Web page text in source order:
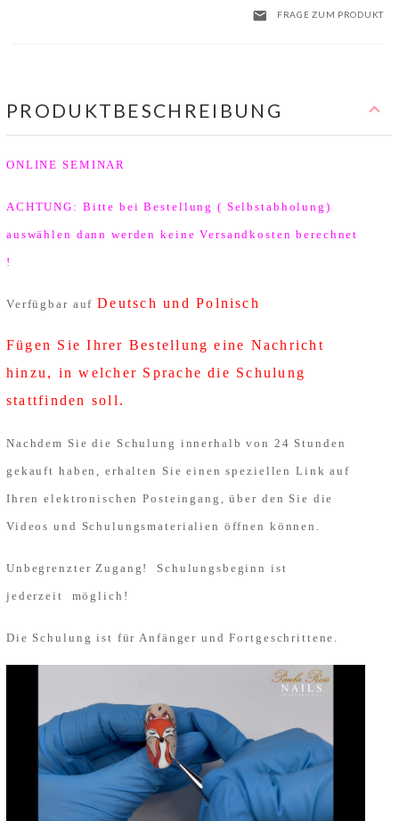
FRAGE ZUM PRODUKT
PRODUKTBESCHREIBUNG
ONLINE SEMINAR
ACHTUNG: Bitte bei Bestellung ( Selbstabholung)
auswählen dann werden keine Versandkosten berechnet
!
Verfügbar aufDeutsch und Polnisch
Fügen Sie Ihrer Bestellung eine Nachricht
hinzu, in welcher Sprache die Schulung
stattfinden soll.
Nachdem Sie die Schulung innerhalb von 24 Stunden
gekauft haben, erhalten Sie einen speziellen Link auf
Ihren elektronischen Posteingang, über den Sie die
Videos und Schulungsmaterialien öffnen können.
Unbegrenzter Zugang! Schulungsbeginn ist
jederzeit möglich!
Die Schulung ist für Anfänger und Fortgeschrittene.